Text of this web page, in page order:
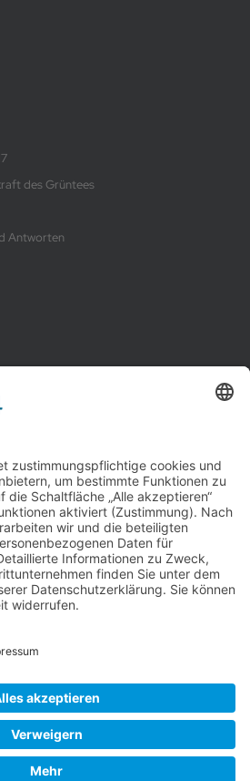
des Grüntees
Antworten
zzgl.Versandkosten. Die durchgestrichenen Preise
Preis bei T-Tan GmbH . Heilbronner Teeladen.
© 2026 | Template © 2009-2026 by modified
Shopsoftware